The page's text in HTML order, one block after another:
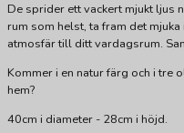
De sprider ett vackert mjukt ljus
rum som helst, ta fram det
atmosfär till ditt vardagsrum.
Kommer i en natur färg och i tre
hem?
40cm i diameter - 28cm i höjd.